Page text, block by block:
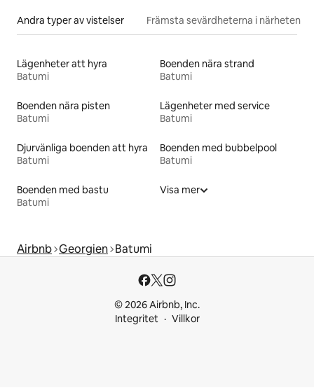
Andra typer av vistelser Främsta sevärdheterna i närheten
Lägenheter att hyra
Batumi
Boenden nära strand
Batumi
Boenden nära pisten
Batumi
Lägenheter med service
Batumi
Djurvänliga boenden att hyra
Batumi
Boenden med bubbelpool
Batumi
Boenden med bastu
Batumi
Visa mer
Airbnb Georgien Batumi
© 2026 Airbnb, Inc.
Integritet
Villkor